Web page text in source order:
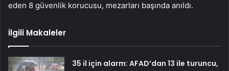
eden 8 güvenlik korucusu, mezarları başında anıldı.
İlgili Makaleler
35 il için alarm: AFAD’dan 13 ile turuncu,